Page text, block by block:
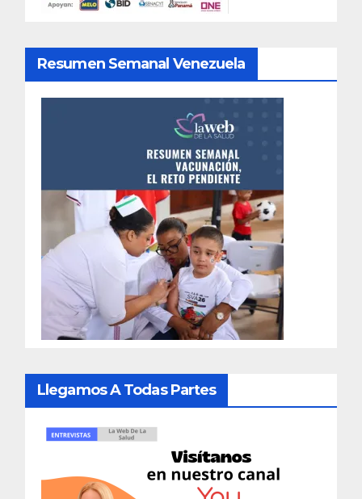
Resumen Semanal Venezuela
Llegamos A Todas Partes